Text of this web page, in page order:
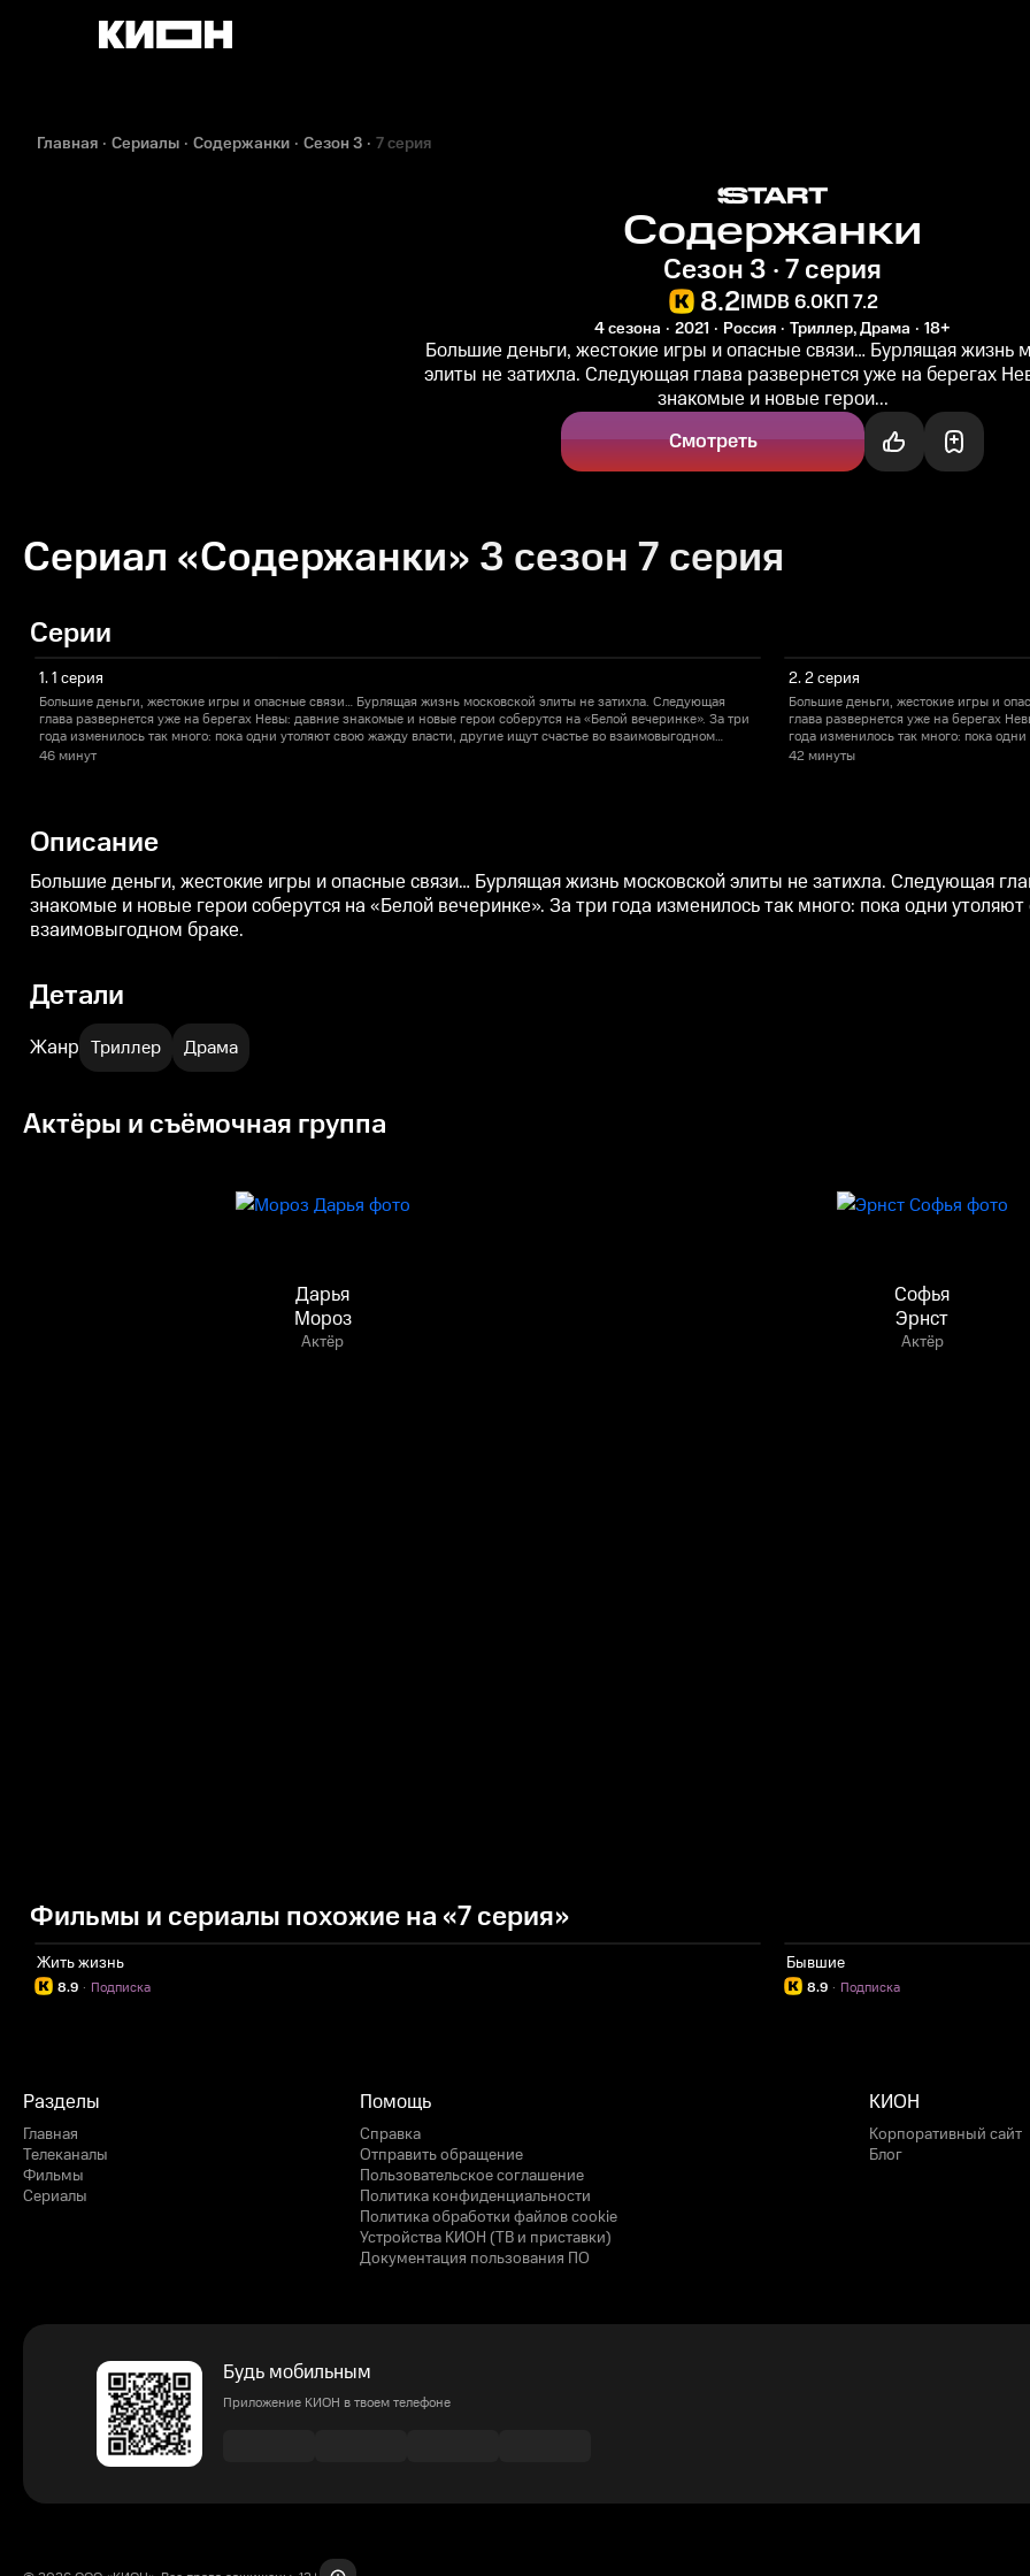
Главная Сериалы Содержанки Сезон 3 7 серия
Содержанки
Сезон 3 · 7 серия
8.2IMDB 6.0КП 7.2
4 сезона 2021 Россия Триллер, Драма 18+
Большие деньги, жестокие игры и опасные связи… Бурлящая жизнь
элиты не затихла. Следующая глава развернется уже на берегах
знакомые и новые герои...
Смотреть
Сериал «Содержанки» 3 сезон 7 серия
Серии
1. 1 серия
Большие деньги, жестокие игры и опасные связи… Бурлящая жизнь московской элиты не затихла. Следующая
глава развернется уже на берегах Невы: давние знакомые и новые герои соберутся на «Белой вечеринке». За три
года изменилось так много: пока одни утоляют свою жажду власти, другие ищут счастье во взаимовыгодном
браке.
46 минут
2. 2 серия
Большие деньги, жестокие игры и
глава развернется уже на берегах
года изменилось так много: пока
браке.
42 минуты
Описание
Большие деньги, жестокие игры и опасные связи… Бурлящая жизнь московской элиты не затихла. Следующая
знакомые и новые герои соберутся на «Белой вечеринке». За три года изменилось так много: пока одни
взаимовыгодном браке.
Детали
Жанр Триллер Драма
Актёры и съёмочная группа
Дарья
Мороз
Актёр
Софья
Эрнст
Актёр
Фильмы и сериалы похожие на «7 серия»
Жить жизнь
8.9 Подписка
·
Бывшие
8.9 Подписка
·
Разделы
Главная
Телеканалы
Фильмы
Сериалы
Помощь
Справка
Отправить обращение
Пользовательское соглашение
Политика конфиденциальности
Политика обработки файлов cookie
Устройства КИОН (ТВ и приставки)
Документация пользования ПО
КИОН
Корпоративный сайт
Блог
Будь мобильным
Приложение КИОН в твоем телефоне